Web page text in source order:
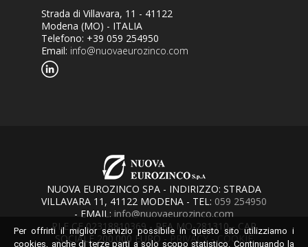
Strada di Villavara, 11 - 41122
Modena (MO) - ITALIA
Telefono: +39 059 254950
Email: info@nuovaeurozinco.com
NUOVA EUROZINCO SPA - INDIRIZZO: STRADA
VILLAVARA 11, 41122 MODENA - TEL: 059 254950
- EMAIL: info@nuovaeurozinco.com
PI E CF 02318810369 - REA MO-281310 - CAP
SOCIALE 200.000 EURO -PRIVACY-COOKIE
Per offrirti il miglior servizio possibile in questo sito utilizziamo i
cookies, anche di terze parti a solo scopo statistico. Continuando la